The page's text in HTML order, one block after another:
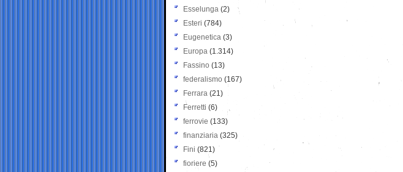
Esselunga (2)
Esteri (784)
Eugenetica (3)
Europa (1.314)
Fassino (13)
federalismo (167)
Ferrara (21)
Ferretti (6)
ferrovie (133)
finanziaria (325)
Fini (821)
fioriere (5)